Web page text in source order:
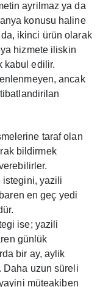
ayrilmaz ya da
konusu haline
ikinci ürün olarak
hizmete iliskin
kabul edilir.
ancak
taraf olan
bildirmek
istegini, yazili
en geç yedi
ise; yazili
günlük
bir ay, aylik
Daha uzun süreli
müteakiben